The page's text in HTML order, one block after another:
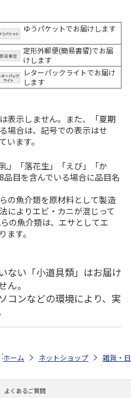
ゆうパケットでお届けします
定形外郵便(簡易書留)でお届
けします
レターパックライトでお届け
します
表示しません。また、「夏期
場合は、記号での表示はせ
ます。
」「落花生」「えび」「か
目を含んでいる場合に品目名
の魚介類を原材料として製造
によりエビ・カニが混じって
の魚介類は、エサとしてエ
ます。
ない「小道具類」はお届け
。
コンなどの環境により、実
ワンピース「エルバフ編」 メタルキ
ホーム ネットショップ 雑貨・
よくあるご質問